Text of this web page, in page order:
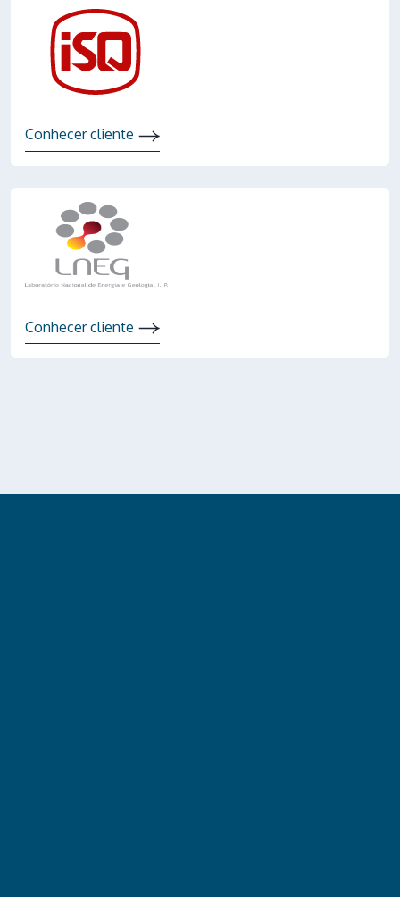
Conhecer cliente
Conhecer cliente